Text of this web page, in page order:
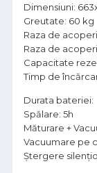
Dimensiuni:
Greutate: 60 kg
Raza de
Raza de
Capacitate
Timp de
Durata bateriei:
Spălare: 5h
Măturare +
Vacuumare pe
Ștergere